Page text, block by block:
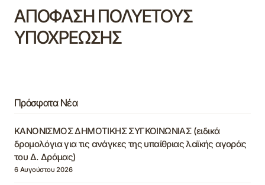
ΑΠΟΦΑΣΗ ΠΟΛΥΕΤΟΥΣ
ΥΠΟΧΡΕΩΣΗΣ
Πρόσφατα Νέα
ΚΑΝΟΝΙΣΜΟΣ ΔΗΜΟΤΙΚΗΣ ΣΥΓΚΟΙΝΩΝΙΑΣ (ειδικά
δρομολόγια για τις ανάγκες της υπαίθριας λαϊκής αγοράς
του Δ. Δράμας)
6 Αυγούστου 2026